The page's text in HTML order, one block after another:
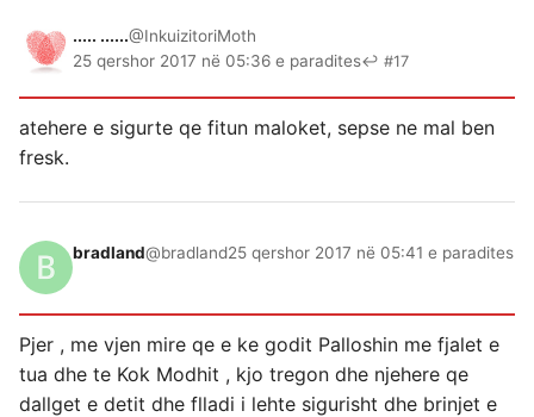
..... ......@InkuizitoriMoth
25 qershor 2017 në 05:36 e paradites↩ #17
atehere e sigurte qe fitun maloket, sepse ne mal ben
fresk.
bradland@bradland25 qershor 2017 në 05:41 e paradites
Pjer , me vjen mire qe e ke godit Palloshin me fjalet e
tua dhe te Kok Modhit , kjo tregon dhe njehere qe
dallget e detit dhe flladi i lehte sigurisht dhe brinjet e